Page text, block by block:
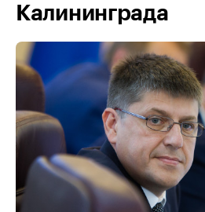
Калининграда